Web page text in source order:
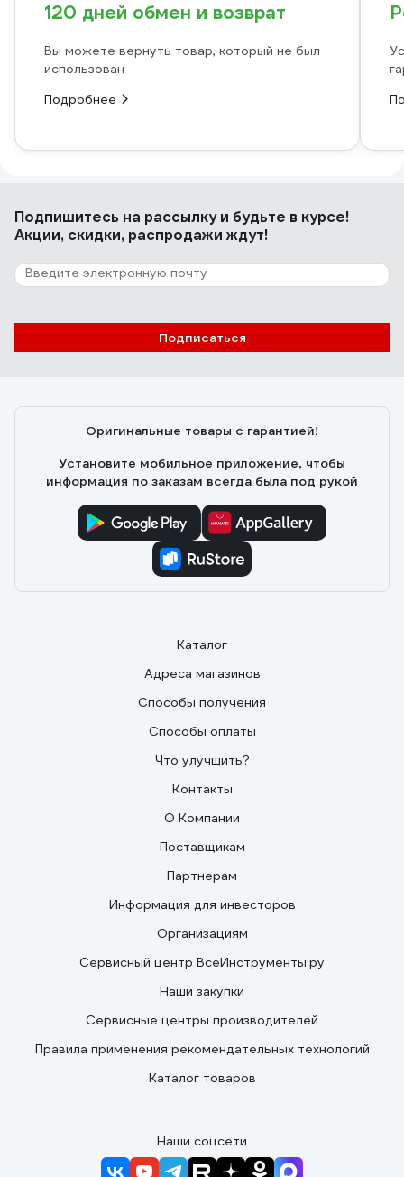
120 дней обмен и возврат
Вы можете вернуть товар, который не был
использован
Подробнее
Подпишитесь на рассылкуи будьте в курсе!
Акции, скидки, распродажи ждут!
Подписаться
Оригинальные товары с гарантией!
Установите мобильное приложение, чтобы
информация по заказам всегда была под рукой
Каталог
Адреса магазинов
Способы получения
Способы оплаты
Что улучшить?
Контакты
О Компании
Поставщикам
Партнерам
Информация для инвесторов
Организациям
Сервисный центр ВсеИнструменты.ру
Наши закупки
Сервисные центры производителей
Правила применения рекомендательных технологий
Каталог товаров
Наши соцсети